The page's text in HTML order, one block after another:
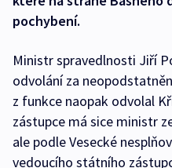
pochybení.
Ministr spravedlnosti Jiří
odvolání za
z funkce naopak odvolal
zástupce má sice ministr
ale podle Vesecké
vedoucího státního